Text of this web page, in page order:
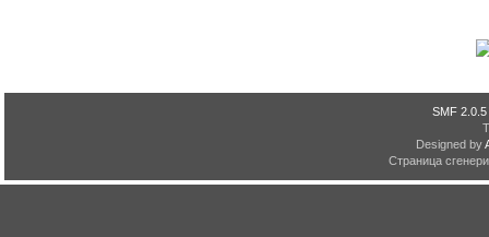
SMF 2.0.5
Designed by
Страница